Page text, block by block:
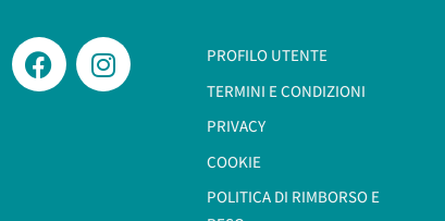
PROFILO UTENTE
TERMINI E CONDIZIONI
PRIVACY
COOKIE
POLITICA DI RIMBORSO E